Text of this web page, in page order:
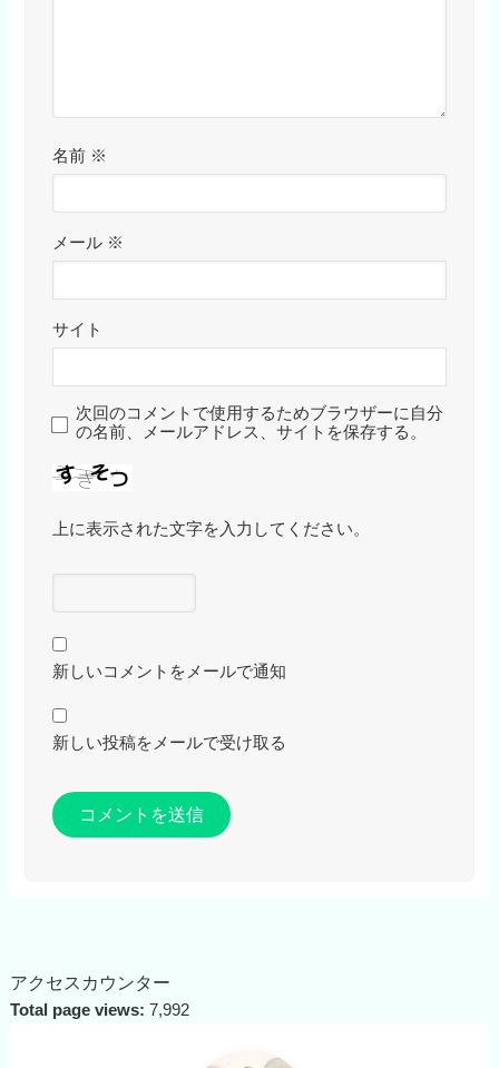
名前 ※
メール ※
サイト
次回のコメントで使用するためブラウザーに自分
の名前、メールアドレス、サイトを保存する。
上に表示された文字を入力してください。
新しいコメントをメールで通知
新しい投稿をメールで受け取る
アクセスカウンター
Total page views: 7,992